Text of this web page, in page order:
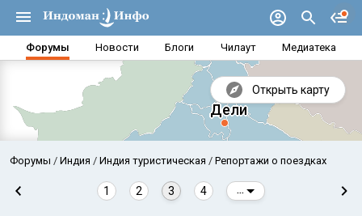
Форумы Новости Блоги Чилаут Медиатека
Открыть карту
Форумы Индия Индия туристическая Репортажи о поездках
1 2 3 4